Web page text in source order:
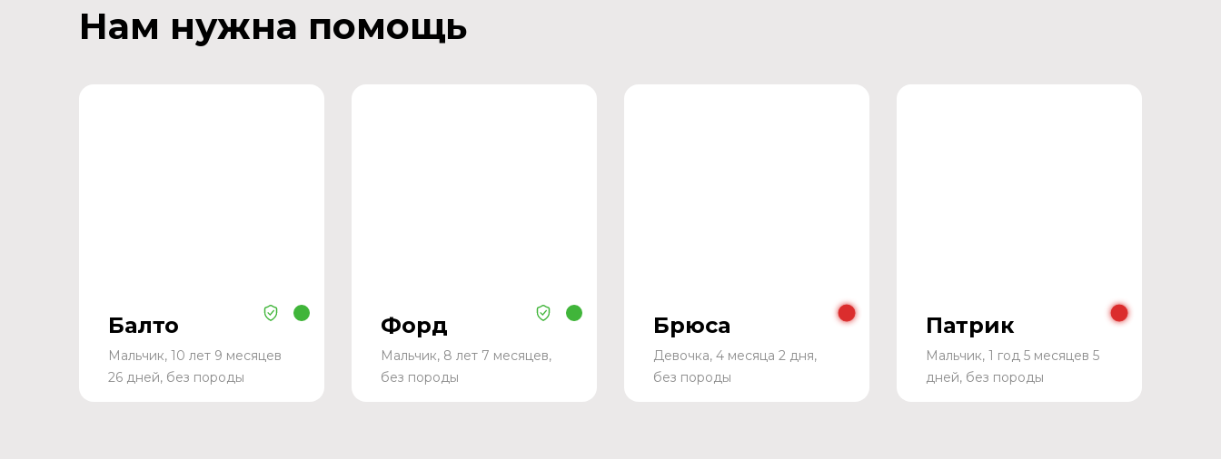
Нам нужна помощь
Балто
Мальчик, 10 лет 9 месяцев
26 дней, без породы
Форд
Мальчик, 8 лет 7 месяцев,
без породы
Брюса
Девочка, 4 месяца 2 дня,
без породы
Патрик
Мальчик, 1 год 5 месяцев 5
дней, без породы